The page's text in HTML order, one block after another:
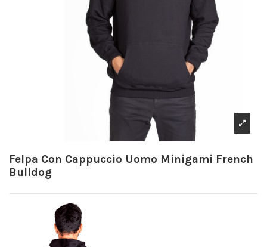
Felpa Con Cappuccio Uomo Minigami French
Bulldog